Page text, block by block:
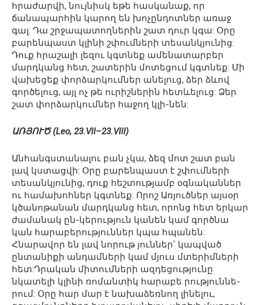
հրաժարվի, նույնիսկ եթե հասկանաք, որ
ճանապարհին կարող են խոչընդոտներ առաջ
գալ: Դա շրջապատողներին շատ դուր կգա: Օրը
բարենպաստ կլինի շփումների տեսանկյունից:
Դուք հրաշալի լեզու կգտնեք ամենատարբեր
մարդկանց հետ, շատերին մոտեցում կգտնեք: Մի
վախեցեք փորձարկումներ անելուց, ձեր ձևով
գործելուց, այլ ոչ թե ուրիշներին հետևելուց: Ձեր
շատ փորձարկումներ հաջող կլի-նեն:
ԱՌՅՈՒԾ (Leo, 23.VII–23.VIII)
Անհանգստանալու բան չկա, ձեզ մոտ շատ բան
լավ կստացվի: Օրը բարենպաստ է շփումների
տեսանկյունից, դուք հեշտությամբ օգնականներ
ու համախոհներ կգտնեք: Որոշ Առյուծներ այսօր
կծանոթանան մարդկանց հետ, որոնց հետ երկար
ժամանակ ըն-կերություն կանեն կամ գործնա
կան հարաբերություններ կպա հպանեն:
Հնարավոր են լավ նորութ յուններ՝ կապված
ընտանիքի անդամների կամ մյուս մտերիմների
հետ:Դրական միտումների ազդեցությունը
նկատելի կլինի ռոմանտիկ հարաբե րություննե-
րում: Օրը հար մար է նախաձեռնող լինելու,